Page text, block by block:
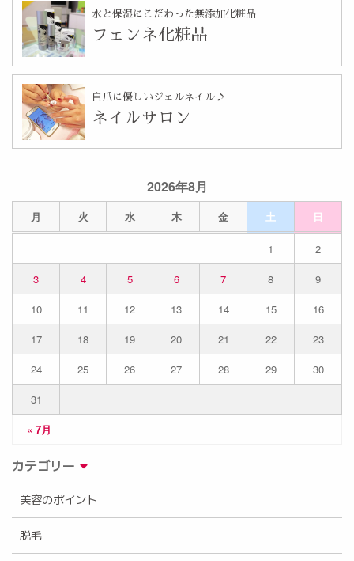
2026年8月
月 火 水 木 金 土 日
« 7月
1
2
3
4 5 6 7 8
9
10
11 12 13 14 15
16
17
18 19 20 21 22
23
24
25 26 27 28 29
30
31
カテゴリー
美容のポイント
脱毛
水と保湿にこだわった無添加化粧品
フェンネ化粧品
自爪に優しいジェルネイル♪
ネイルサロン